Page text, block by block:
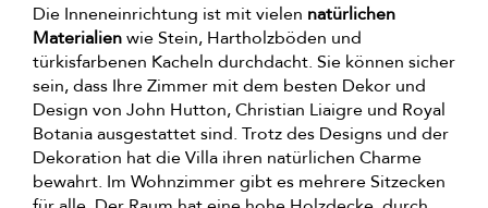
Die Inneneinrichtung ist mit vielen natürlichen
Materialienwie Stein, Hartholzböden und
türkisfarbenen Kacheln durchdacht. Sie können sicher
sein, dass Ihre Zimmer mit dem besten Dekor und
Design von John Hutton, Christian Liaigre und Royal
Botania ausgestattet sind. Trotz des Designs und der
Dekoration hat die Villa ihren natürlichen Charme
bewahrt. Im Wohnzimmer gibt es mehrere Sitzecken